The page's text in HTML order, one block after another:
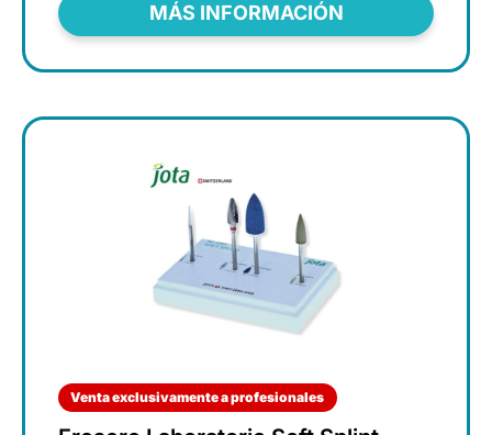
MÁS INFORMACIÓN
Venta exclusivamente a profesionales